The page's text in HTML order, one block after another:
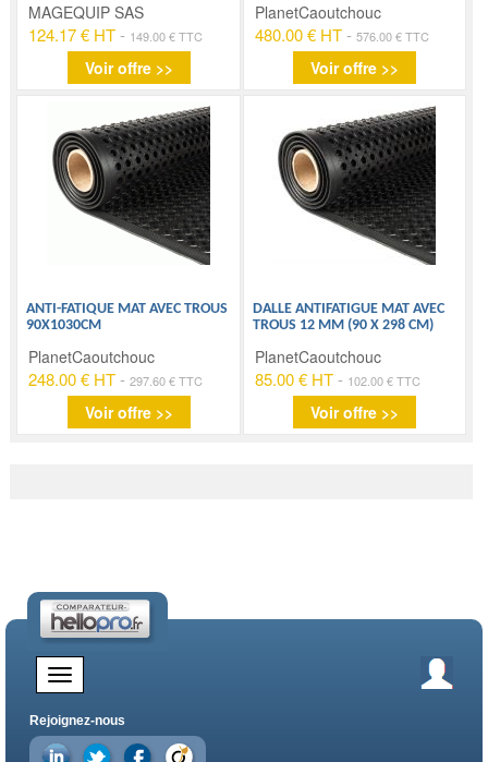
MAGEQUIP SAS
124.17 € HT - 149.00 € TTC
Voir offre >>
PlanetCaoutchouc
480.00 € HT- 576.00 € TTC
Voir offre >>
ANTI-FATIQUE MAT AVEC TROUS
90X1030CM
PlanetCaoutchouc
248.00 € HT -297.60 € TTC
Voir offre >>
DALLE ANTIFATIGUE MAT AVEC
TROUS 12 MM (90 X 298 CM)
PlanetCaoutchouc
85.00 € HT- 102.00 € TTC
Voir offre >>
Rejoignez-nous